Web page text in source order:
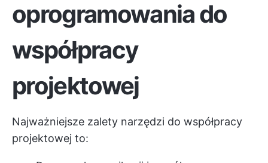
oprogramowania do
współpracy
projektowej
Najważniejsze zalety narzędzi do współpracy
projektowej to: